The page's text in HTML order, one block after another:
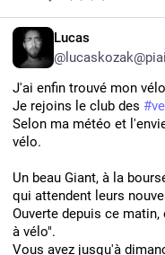
Lucas
J'ai enfin trouvé mon
Je rejoins le club des #
Selon ma météo et
vélo.
Un beau Giant, à la
qui attendent leurs
Ouverte depuis ce
à vélo".
Vous avez jusqu'à